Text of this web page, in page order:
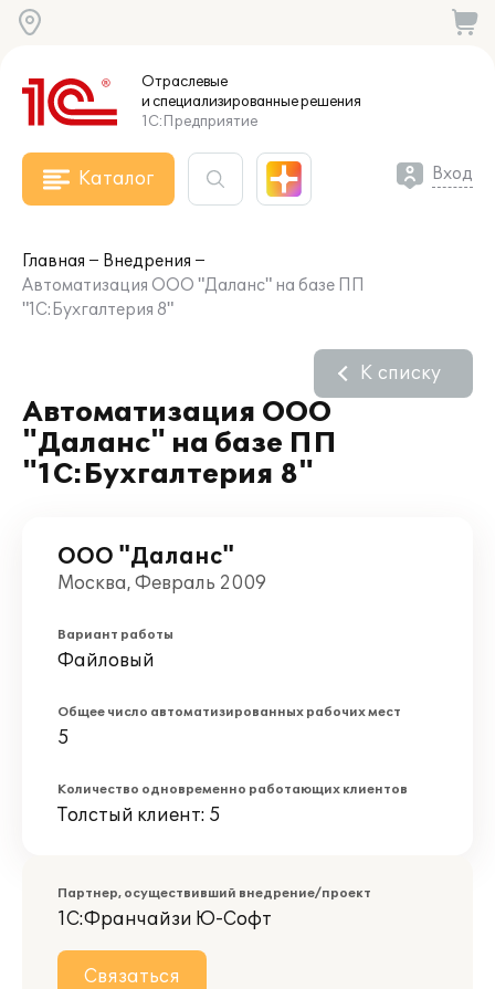
Отраслевые
и специализированныерешения
1С:Предприятие
Каталог Вход
Главная
Внедрения
Автоматизация ООО "Даланс" на базе ПП
"1С:Бухгалтерия 8"
Автоматизация ООО
"Даланс" на базе ПП
"1С:Бухгалтерия 8"
К списку
ООО "Даланс"
Москва, Февраль 2009
Вариант работы
Файловый
Общее число автоматизированных рабочих мест
5
Количество одновременно работающих клиентов
Толстый клиент: 5
Партнер, осуществивший внедрение/проект
1С:Франчайзи Ю-Софт
Связаться